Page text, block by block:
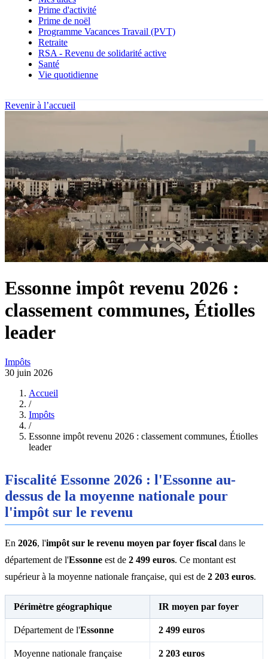
Prime d'activité
Prime de noël
Programme Vacances Travail (PVT)
Retraite
RSA - Revenu de solidarité active
Santé
Vie quotidienne
Revenir à l’accueil
Essonne impôt revenu 2026 :
classement communes, Étiolles
leader
Impôts
30 juin 2026
Accueil
/
Impôts
/
Essonne impôt revenu 2026 : classement communes, Étiolles
leader
Fiscalité Essonne 2026 : l'Essonne au-
dessus de la moyenne nationale pour
l'impôt sur le revenu
En 2026, l'impôt sur le revenu moyen par foyer fiscal dans le
département de l'Essonne est de 2 499 euros. Ce montant est
supérieur à la moyenne nationale française, qui est de 2 203 euros.
Périmètre géographique IR moyen par foyer
Département de l'Essonne 2 499 euros
Moyenne nationale française 2 203 euros